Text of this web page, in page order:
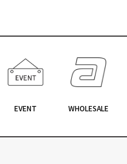
EVENT WHOLESALE